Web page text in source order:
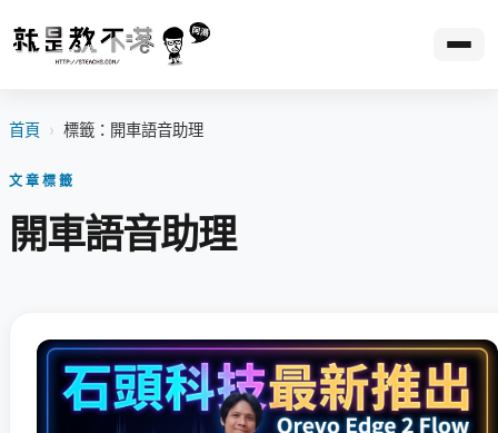
首頁 › 標籤：開車語音助理
文章標籤
開車語音助理